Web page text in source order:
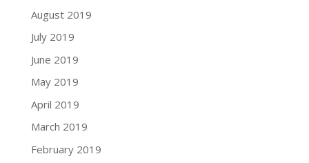
August 2019
July 2019
June 2019
May 2019
April 2019
March 2019
February 2019